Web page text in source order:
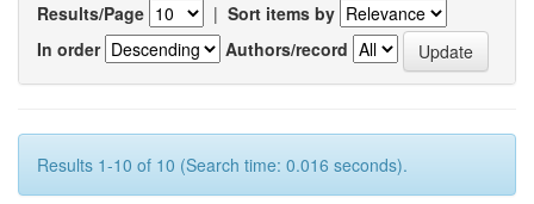
Results/Page | Sort items by
In order
Authors/record
Results 1-10 of 10 (Search time: 0.016 seconds).